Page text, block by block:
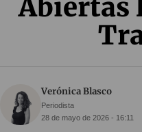
Abiertas
Verónica Blasco
Periodista
28 de mayo de 2026 - 16:11